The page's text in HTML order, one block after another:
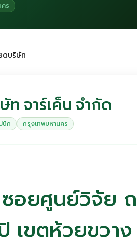
ร
ดบริษัท
ท จาร์เค็น จำกัด
นิก กรุงเทพมหานคร
อยศูนย์วิจัย
เขตห้วยขวา